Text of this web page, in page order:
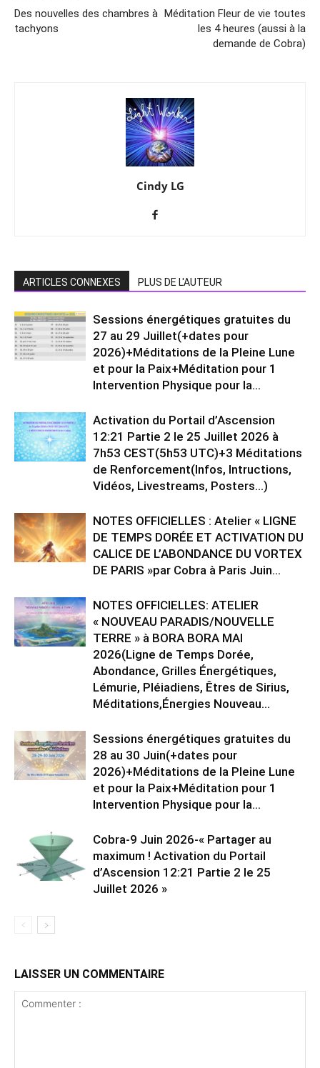
Des nouvelles des chambres à
tachyons
Méditation Fleur de vie toutes
les 4 heures (aussi à la
demande de Cobra)
Cindy LG
ARTICLES CONNEXES PLUS DE L'AUTEUR
Sessions énergétiques gratuites du
27 au 29 Juillet(+dates pour
2026)+Méditations de la Pleine Lune
et pour la Paix+Méditation pour 1
Intervention Physique pour la...
Activation du Portail d’Ascension
12:21 Partie 2 le 25 Juillet 2026 à
7h53 CEST(5h53 UTC)+3 Méditations
de Renforcement(Infos, Intructions,
Vidéos, Livestreams, Posters…)
NOTES OFFICIELLES : Atelier « LIGNE
DE TEMPS DORÉE ET ACTIVATION DU
CALICE DE L’ABONDANCE DU VORTEX
DE PARIS »par Cobra à Paris Juin...
NOTES OFFICIELLES: ATELIER
« NOUVEAU PARADIS/NOUVELLE
TERRE » à BORA BORA MAI
2026(Ligne de Temps Dorée,
Abondance, Grilles Énergétiques,
Lémurie, Pléiadiens, Êtres de Sirius,
Méditations,Énergies Nouveau...
Sessions énergétiques gratuites du
28 au 30 Juin(+dates pour
2026)+Méditations de la Pleine Lune
et pour la Paix+Méditation pour 1
Intervention Physique pour la...
Cobra-9 Juin 2026-« Partager au
maximum ! Activation du Portail
d’Ascension 12:21 Partie 2 le 25
Juillet 2026 »
LAISSER UN COMMENTAIRE